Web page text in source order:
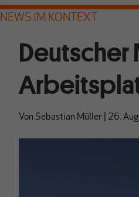
NEWS IM KONTEXT
Deutscher
Von Sebastian Müller 26.